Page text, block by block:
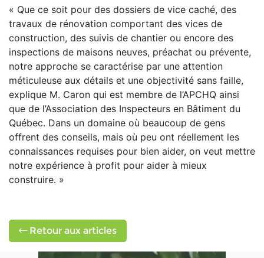
« Que ce soit pour des dossiers de vice caché, des
travaux de rénovation comportant des vices de
construction, des suivis de chantier ou encore des
inspections de maisons neuves, préachat ou prévente,
notre approche se caractérise par une attention
méticuleuse aux détails et une objectivité sans faille,
explique M. Caron qui est membre de l’APCHQ ainsi
que de l’Association des Inspecteurs en Bâtiment du
Québec. Dans un domaine où beaucoup de gens
offrent des conseils, mais où peu ont réellement les
connaissances requises pour bien aider, on veut mettre
notre expérience à profit pour aider à mieux
construire. »
Retour aux articles